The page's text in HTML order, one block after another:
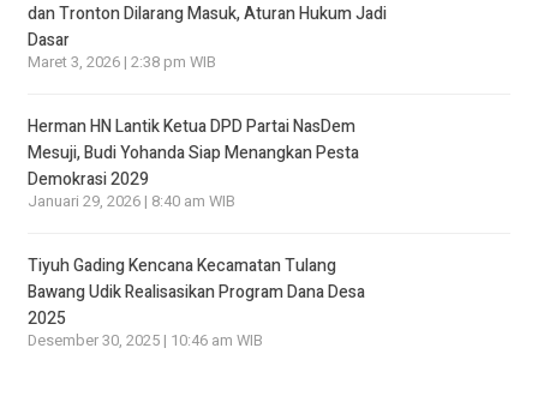
dan Tronton Dilarang Masuk, Aturan Hukum Jadi
Dasar
Maret 3, 2026 | 2:38 pm WIB
Herman HN Lantik Ketua DPD Partai NasDem
Mesuji, Budi Yohanda Siap Menangkan Pesta
Demokrasi 2029
Januari 29, 2026 | 8:40 am WIB
Tiyuh Gading Kencana Kecamatan Tulang
Bawang Udik Realisasikan Program Dana Desa
2025
Desember 30, 2025 | 10:46 am WIB